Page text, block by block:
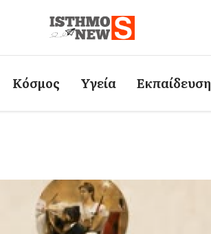
Κόσμος Υγεία Εκπαίδευση